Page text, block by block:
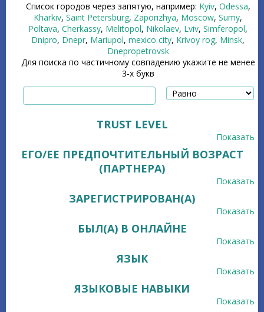
Список городов через запятую, например: Kyiv, Odessa,
Kharkiv, Saint Petersburg, Zaporizhya, Moscow, Sumy,
Poltava, Cherkassy, Melitopol, Nikolaev, Lviv, Simferopol,
Dnipro, Dnepr, Mariupol, mexico city, Krivoy rog, Minsk,
Dnepropetrovsk
Для поиска по частичному совпадению укажите не менее
3-х букв
TRUST LEVEL
Показать
ЕГО/ЕЕ ПРЕДПОЧТИТЕЛЬНЫЙ ВОЗРАСТ
(ПАРТНЕРА)
Показать
ЗАРЕГИСТРИРОВАН(А)
Показать
БЫЛ(А) В ОНЛАЙНЕ
Показать
ЯЗЫК
Показать
ЯЗЫКОВЫЕ НАВЫКИ
Показать